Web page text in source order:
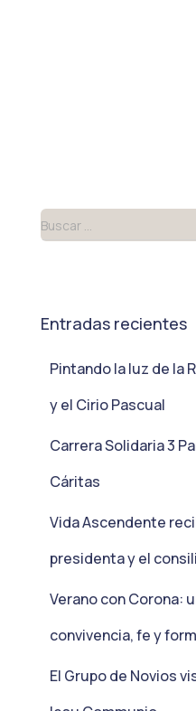
Buscar …
Entradas recientes
Pintando la luz de la
y el Cirio Pascual
Carrera Solidaria 3
Cáritas
Vida Ascendente
presidenta y el
Verano con Corona:
convivencia, fe y
El Grupo de Novios